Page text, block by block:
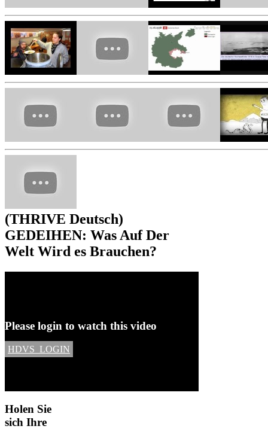
(THRIVE Deutsch)
GEDEIHEN: Was Auf Der
Welt Wird es Brauchen?
Please login to watch this video
HDVS_LOGIN
Holen Sie
sich Ihre